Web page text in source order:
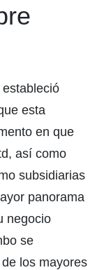
esta
en que
así como
subsidiarias
panorama
negocio
se
los mayores